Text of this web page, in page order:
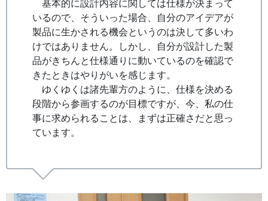
基本的に設計内容に関しては仕様が決まって
いるので、そういった場合、自分のアイデアが
製品に生かされる機会というのは決して多いわ
けではありません。しかし、自分が設計した製
品がきちんと仕様通りに動いているのを確認で
きたときはやりがいを感じます。
ゆくゆくは諸先輩方のように、仕様を決める
段階から参画するのが目標ですが、今、私の仕
事に求められることは、まずは正確さだと思っ
ています。